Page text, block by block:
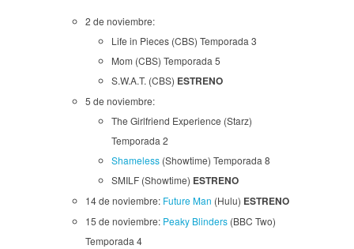
2 de noviembre:
Life in Pieces (CBS) Temporada 3
Mom (CBS) Temporada 5
S.W.A.T. (CBS) ESTRENO
5 de noviembre:
The Girlfriend Experience (Starz)
Temporada 2
Shameless (Showtime) Temporada 8
SMILF (Showtime) ESTRENO
14 de noviembre: Future Man (Hulu) ESTRENO
15 de noviembre: Peaky Blinders(BBC Two)
Temporada 4